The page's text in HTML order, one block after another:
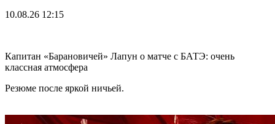
10.08.26 12:15
Капитан «Барановичей» Лапун о матче с БАТЭ: очень
классная атмосфера
Резюме после яркой ничьей.